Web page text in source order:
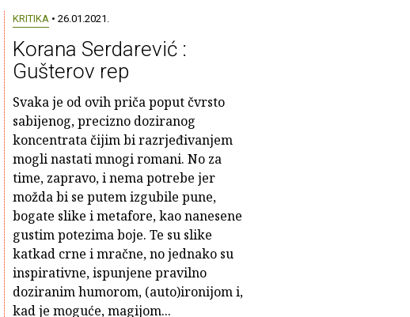
KRITIKA• 26.01.2021.
Korana Serdarević :
Gušterov rep
Svaka je od ovih priča poput čvrsto
sabijenog, precizno doziranog
koncentrata čijim bi razrjeđivanjem
mogli nastati mnogi romani. No za
time, zapravo, i nema potrebe jer
možda bi se putem izgubile pune,
bogate slike i metafore, kao nanesene
gustim potezima boje. Te su slike
katkad crne i mračne, no jednako su
inspirativne, ispunjene pravilno
doziranim humorom, (auto)ironijom i,
kad je moguće, magijom...